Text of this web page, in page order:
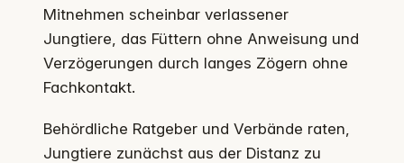
Mitnehmen scheinbar verlassener
Jungtiere, das Füttern ohne Anweisung und
Verzögerungen durch langes Zögern ohne
Fachkontakt.
Behördliche Ratgeber und Verbände raten,
Jungtiere zunächst aus der Distanz zu